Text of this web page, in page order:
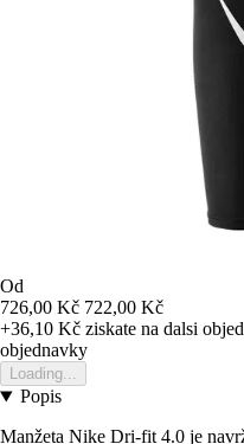
Od
726,00 Kč 722,00 Kč
+36,10 Kč ziskate na dalsi
objednavky
Loading...
Popis
Manžeta Nike Dri-fit 4.0 je